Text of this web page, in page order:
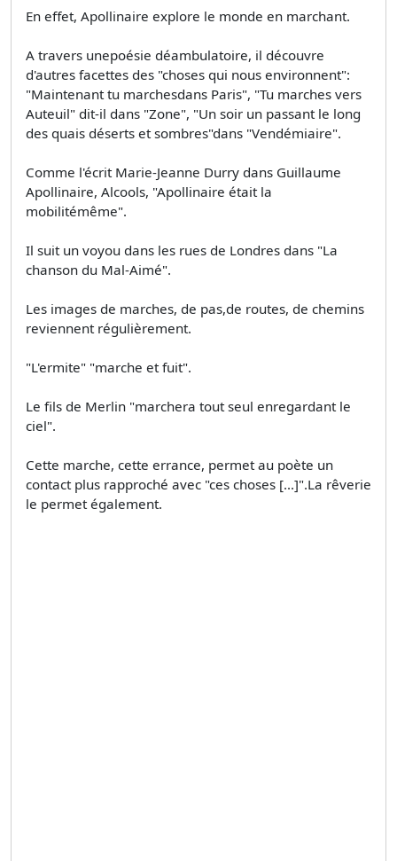
En effet, Apollinaire explore le monde en marchant.
A travers unepoésie déambulatoire, il découvre
d'autres facettes des "choses qui nous environnent":
"Maintenant tu marchesdans Paris", "Tu marches vers
Auteuil" dit-il dans "Zone", "Un soir un passant le long
des quais déserts et sombres"dans "Vendémiaire".
Comme l'écrit Marie-Jeanne Durry dans Guillaume
Apollinaire, Alcools, "Apollinaire était la
mobilitémême".
Il suit un voyou dans les rues de Londres dans "La
chanson du Mal-Aimé".
Les images de marches, de pas,de routes, de chemins
reviennent régulièrement.
"L'ermite" "marche et fuit".
Le fils de Merlin "marchera tout seul enregardant le
ciel".
Cette marche, cette errance, permet au poète un
contact plus rapproché avec "ces choses [...]".La rêverie
le permet également.